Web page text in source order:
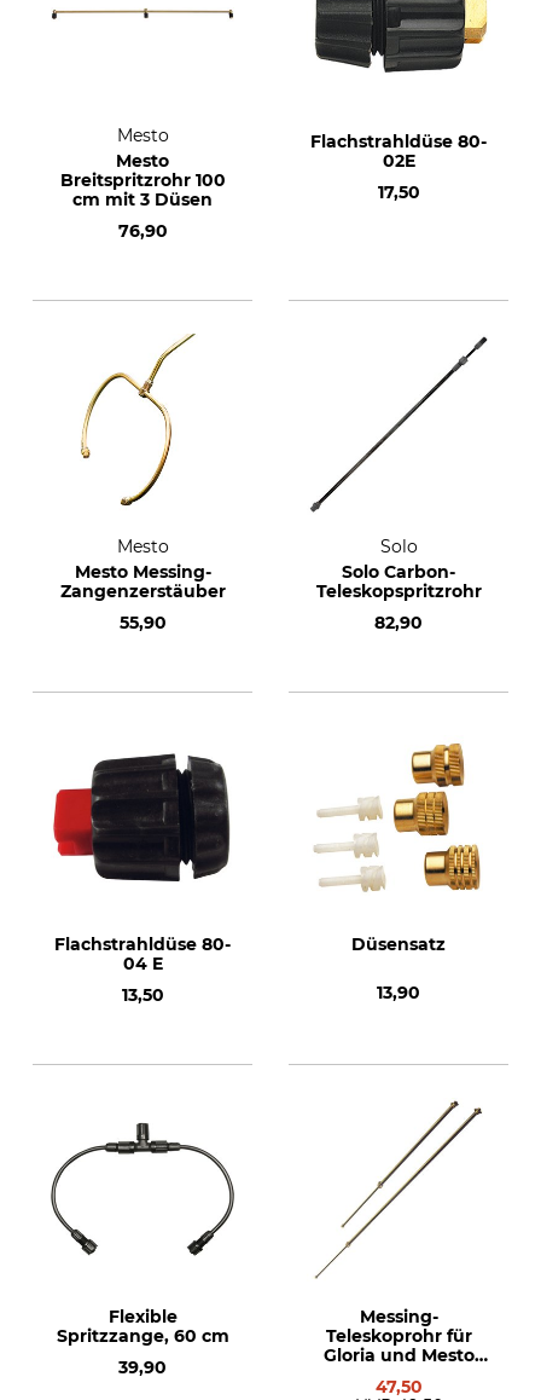
Mesto
Mesto
Breitspritzrohr 100
cm mit 3 Düsen
76,90
Flachstrahldüse 80-
02E
17,50
Mesto
Mesto Messing-
Zangenzerstäuber
55,90
Solo
Solo Carbon-
Teleskopspritzrohr
82,90
Flachstrahldüse 80-
04 E
13,50
Düsensatz
13,90
Flexible
Spritzzange, 60 cm
39,90
Messing-
Teleskoprohr für
Gloria und Mesto
47,50